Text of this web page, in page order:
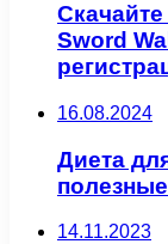
Sword
16.08.2024
Диета
14.11.2023